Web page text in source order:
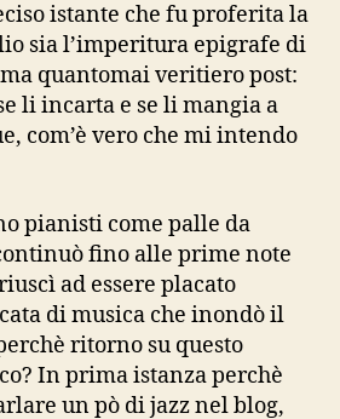
istante che fu proferita la
sia l’imperitura epigrafe di
quantomai veritiero post:
li incarta e se li mangia a
com’è vero che mi intendo
pianisti come palle da
fino alle prime note
ad essere placato
di musica che inondò il
ritorno su questo
In prima istanza perchè
un pò di jazz nel blog,